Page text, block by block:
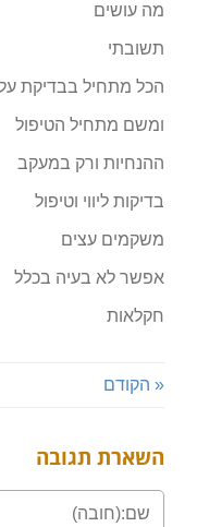
מה עושים
תשובתי
הכל מתחיל בבדיקת
ומשם מתחיל הטיפול
ההנחיות ורק במעקב
בדיקות ליווי וטיפול
משקמים עצים
אפשר לא בעיה בכלל
חקלאות
« הקודם
השארת תגובה